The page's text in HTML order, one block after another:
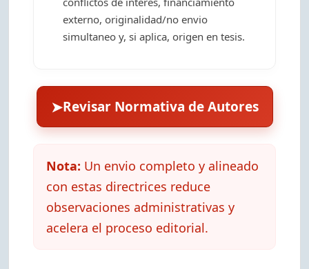
externo, originalidad/no envio
simultaneo y, si aplica, origen en tesis.
➤Revisar Normativa de Autores
Nota: Un envio completo y alineado
con estas directrices reduce
observaciones administrativas y
acelera el proceso editorial.